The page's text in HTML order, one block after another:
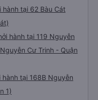
hành tại 62 Bàu Cát
hành tại 119 Nguyễn
Cư Trinh - Quận
hành tại 168B Nguyễn
1)